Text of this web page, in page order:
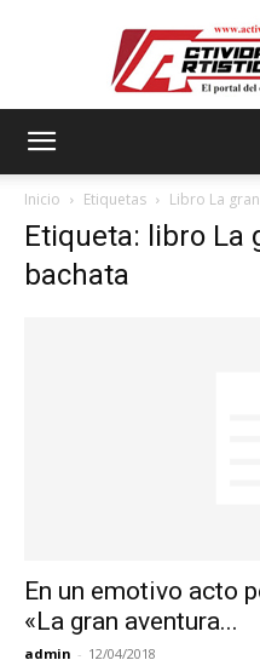
Inicio Etiquetas Libro La
Etiqueta: libro La
bachata
En un emotivo acto
«La gran aventura...
admin - 12/04/2018